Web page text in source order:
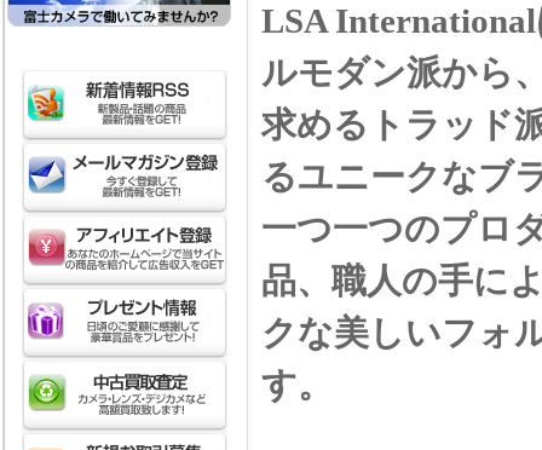
LSA
ルモダン派から
求めるトラッド
るユニークなブ
一つ一つのプロ
品、職人の手に
クな美しいフォ
す。